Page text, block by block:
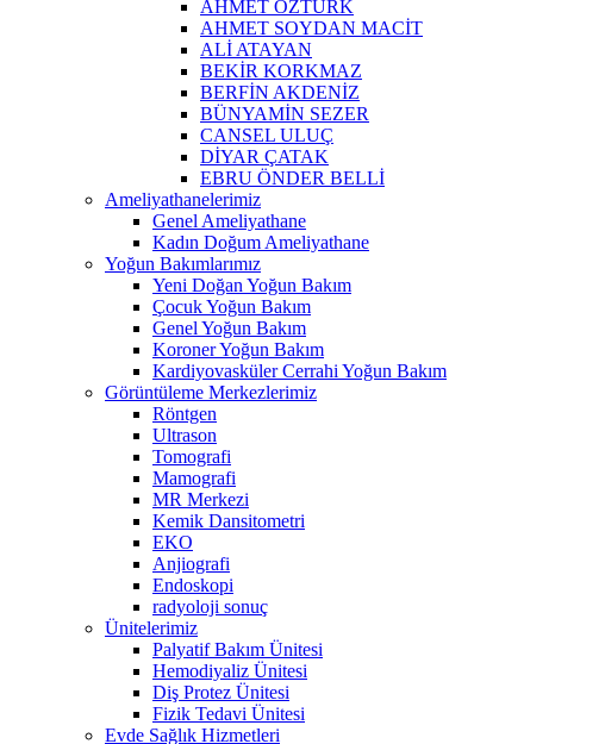
AHMET ÖZTÜRK
AHMET SOYDAN MACİT
ALİ ATAYAN
BEKİR KORKMAZ
BERFİN AKDENİZ
BÜNYAMİN SEZER
CANSEL ULUÇ
DİYAR ÇATAK
EBRU ÖNDER BELLİ
Ameliyathanelerimiz
Genel Ameliyathane
Kadın Doğum Ameliyathane
Yoğun Bakımlarımız
Yeni Doğan Yoğun Bakım
Çocuk Yoğun Bakım
Genel Yoğun Bakım
Koroner Yoğun Bakım
Kardiyovasküler Cerrahi Yoğun Bakım
Görüntüleme Merkezlerimiz
Röntgen
Ultrason
Tomografi
Mamografi
MR Merkezi
Kemik Dansitometri
EKO
Anjiografi
Endoskopi
radyoloji sonuç
Ünitelerimiz
Palyatif Bakım Ünitesi
Hemodiyaliz Ünitesi
Diş Protez Ünitesi
Fizik Tedavi Ünitesi
Evde Sağlık Hizmetleri